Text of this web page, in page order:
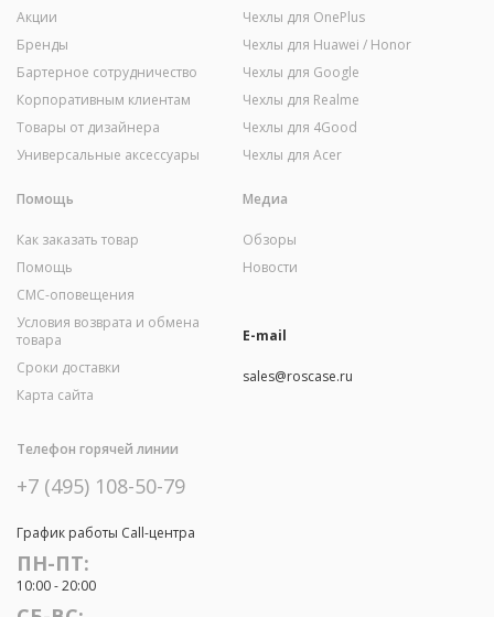
Акции
Бренды
Бартерное сотрудничество
Корпоративным клиентам
Товары от дизайнера
Универсальные аксессуары
Чехлы для OnePlus
Чехлы для Huawei / Honor
Чехлы для Google
Чехлы для Realme
Чехлы для 4Good
Чехлы для Acer
Помощь
Как заказать товар
Помощь
СМС-оповещения
Условия возврата и обмена
товара
Сроки доставки
Карта сайта
Медиа
Обзоры
Новости
E-mail
sales@roscase.ru
Телефон горячей линии
+7 (495) 108-50-79
График работы Call-центра
ПН-ПТ:
10:00 - 20:00